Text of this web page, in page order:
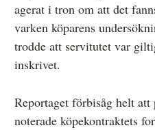
agerat i tron om att det
varken köparens
trodde att servitutet var
inskrivet.
Reportaget förbisåg helt
noterade köpekontraktets